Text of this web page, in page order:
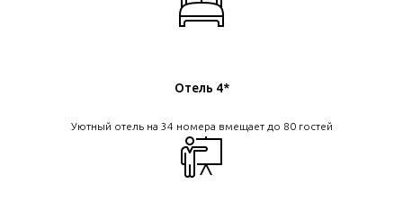
Отель 4*
Уютный отель на 34 номера вмещает до 80 гостей